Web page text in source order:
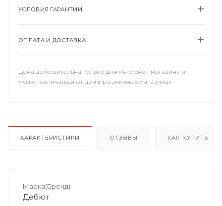
УСЛОВИЯ ГАРАНТИИ
ОПЛАТА И ДОСТАВКА
Цена действительна только для интернет-магазина и
может отличаться от цен в розничных магазинах
ХАРАКТЕРИСТИКИ ОТЗЫВЫ КАК КУПИТЬ
Марка(Бренд)
Дебют